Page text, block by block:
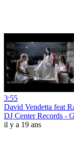
3:55
David Vendetta feat
DJ Center Records -
il y a 19 ans